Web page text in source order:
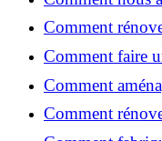
(Ré)HABITER
?
Comment
: techniques,
Comment faire
?
Comment
chaque
Comment
facilement :